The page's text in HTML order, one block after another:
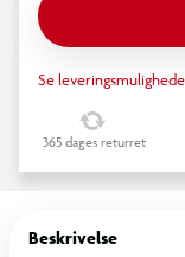
Se
365 dages returret
Beskrivelse